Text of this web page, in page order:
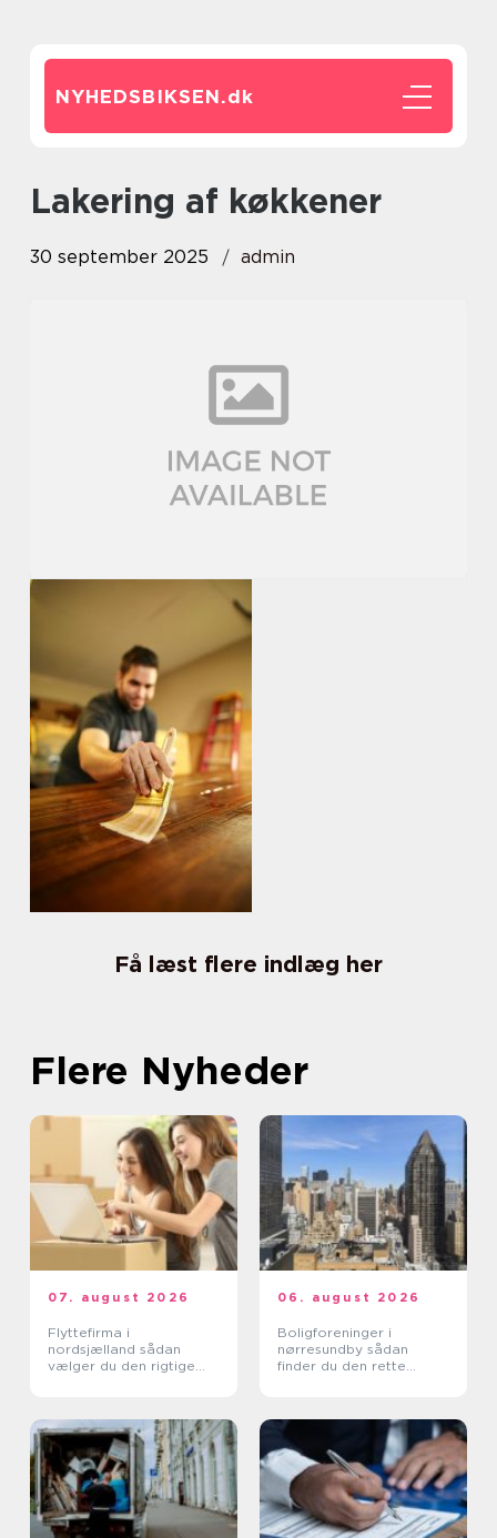
NYHEDSBIKSEN.dk
lakering af køkkener
30 september 2025 admin
Få læst flere indlæg her
Flere Nyheder
07. august 2026
Flyttefirma i
nordsjælland sådan
vælger du den rigtige
06. august 2026
Boligforeninger i
nørresundby sådan
finder du den rette